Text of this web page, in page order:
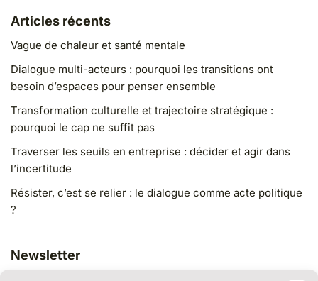
Articles récents
Vague de chaleur et santé mentale
Dialogue multi-acteurs : pourquoi les transitions ont
besoin d’espaces pour penser ensemble
Transformation culturelle et trajectoire stratégique :
pourquoi le cap ne suffit pas
Traverser les seuils en entreprise : décider et agir dans
l’incertitude
Résister, c’est se relier : le dialogue comme acte politique
?
Newsletter